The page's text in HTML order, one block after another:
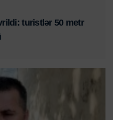
turistlər 50 metr